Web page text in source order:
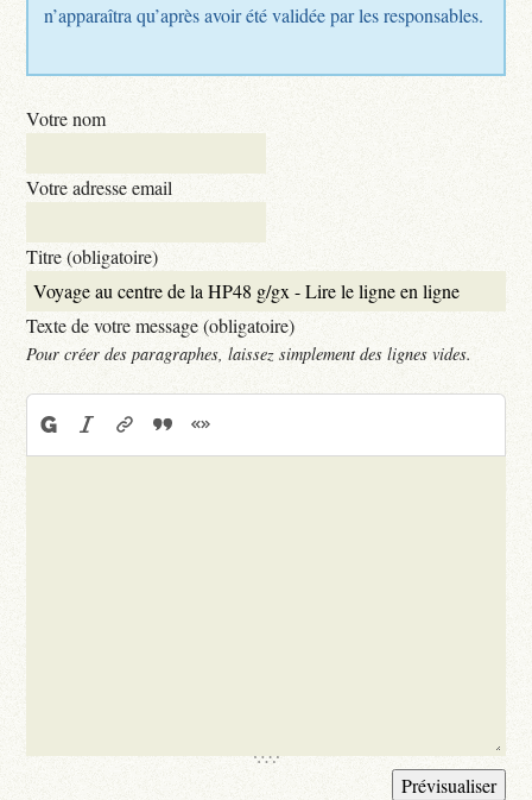
n’apparaîtra qu’après avoir été validée par les responsables.
Votre nom
Votre adresse email
Titre (obligatoire)
Texte de votre message (obligatoire)
Pour créer des paragraphes, laissez simplement des lignes vides.